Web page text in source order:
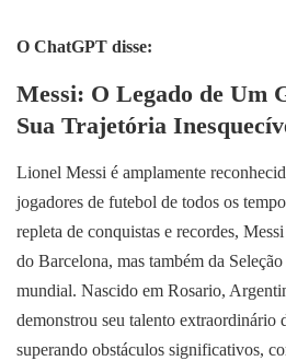
O ChatGPT disse:
Messi: O Legado de Um
Sua Trajetória
Lionel Messi é amplamente
jogadores de futebol de todos os
repleta de conquistas e recordes,
do Barcelona, mas também da
mundial. Nascido em Rosario,
demonstrou seu talento extraordinário
superando obstáculos significativos,